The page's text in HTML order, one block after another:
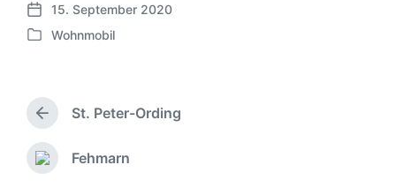
V
e
f
e
n
t
15. September 2020
V
ö
f
e
n
Wohnmobil
V
o
r
h
St. Peter-Ording
N
Fehmarn